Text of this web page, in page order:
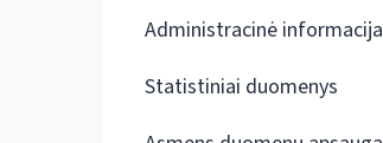
Administracinė informacija
Statistiniai duomenys